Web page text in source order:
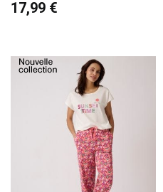
17,99 €